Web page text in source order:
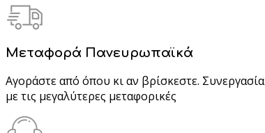
Μεταφορά Πανευρωπαϊκά
Αγοράστε από όπου κι αν βρίσκεστε. Συνεργασία
με τις μεγαλύτερες μεταφορικές